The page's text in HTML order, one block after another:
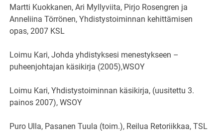
Martti Kuokkanen, Ari Myllyviita, Pirjo Rosengren ja
Anneliina Törrönen, Yhdistystoiminnan kehittämisen
opas, 2007 KSL
Loimu Kari, Johda yhdistyksesi menestykseen –
puheenjohtajan käsikirja (2005),WSOY
Loimu Kari, Yhdistystoiminnan käsikirja, (uusitettu 3.
painos 2007), WSOY
Puro Ulla, Pasanen Tuula (toim.), Reilua Retoriikkaa, TSL